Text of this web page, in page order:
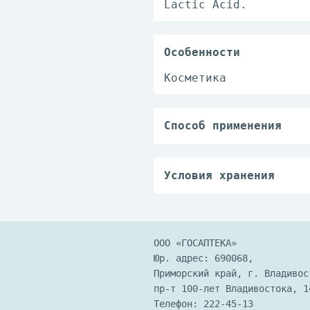
Lactic Acid.
Особенности
Косметика
Способ применения
применять лосьон
Условия хранения
ООО «ГОСАПТЕКА»
Юр. адрес: 690068,
Приморский край, г.
пр-т 100-лет Владивостока,
Телефон: 222-45-13